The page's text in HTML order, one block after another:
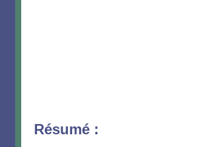
Résumé :